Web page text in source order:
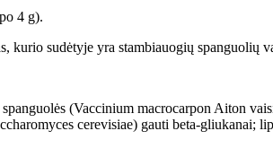
4 g).
kurio sudėtyje yra stambiauogių spanguolių
(Vaccinium macrocarpon Aiton
cerevisiae) gauti beta-gliukanai;